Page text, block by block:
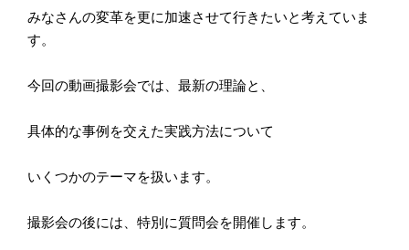
みなさんの変革を更に加速させて行きたいと考えていま
す。
今回の動画撮影会では、最新の理論と、
具体的な事例を交えた実践方法について
いくつかのテーマを扱います。
撮影会の後には、特別に質問会を開催します。